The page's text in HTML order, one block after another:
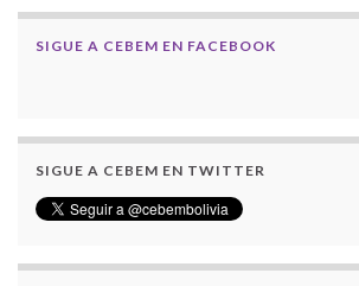
SIGUE A CEBEM EN FACEBOOK
SIGUE A CEBEM EN TWITTER